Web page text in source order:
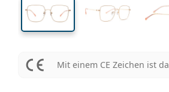
Mit einem CE Zeichen ist